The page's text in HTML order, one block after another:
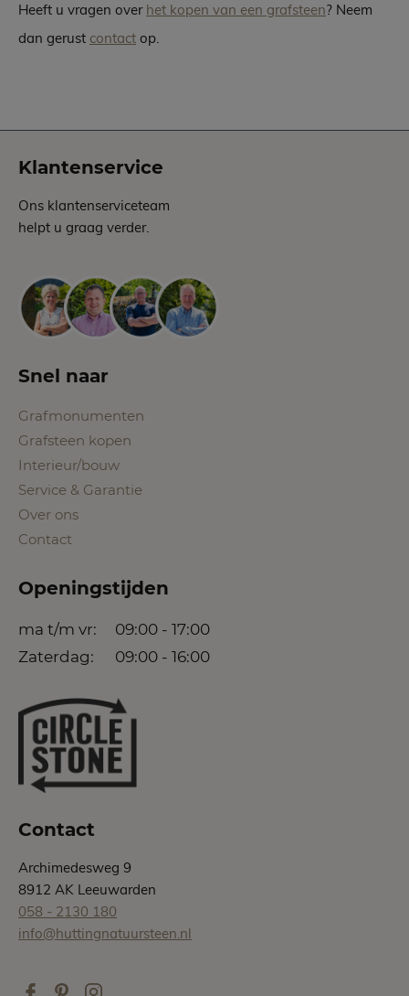
Heeft u vragen over het kopen van een grafsteen? Neem
dan gerust contact op.
Klantenservice
Ons klantenserviceteam
helpt u graag verder.
Snel naar
Grafmonumenten
Grafsteen kopen
Interieur/bouw
Service & Garantie
Over ons
Contact
Openingstijden
ma t/m vr:
09:00 - 17:00
Zaterdag:
09:00 - 16:00
Contact
Archimedesweg 9
8912 AK Leeuwarden
058 - 2130 180
info@huttingnatuursteen.nl